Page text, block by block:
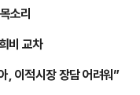
소리
비 교차
, 이적시장 장담 어려워”